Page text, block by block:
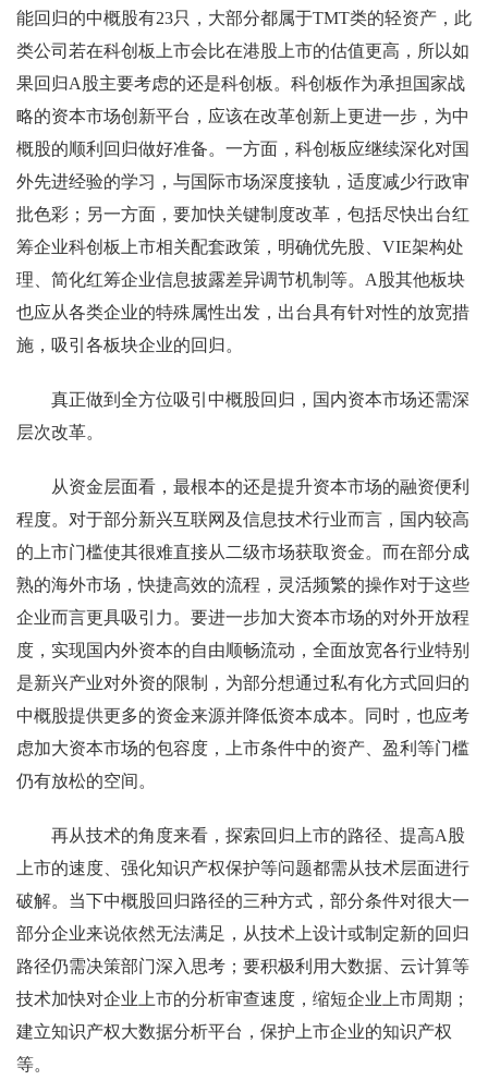
能回归的中概股有23只，大部分都属于TMT类的轻资产，此
类公司若在科创板上市会比在港股上市的估值更高，所以如
果回归A股主要考虑的还是科创板。科创板作为承担国家战
略的资本市场创新平台，应该在改革创新上更进一步，为中
概股的顺利回归做好准备。一方面，科创板应继续深化对国
外先进经验的学习，与国际市场深度接轨，适度减少行政审
批色彩；另一方面，要加快关键制度改革，包括尽快出台红
筹企业科创板上市相关配套政策，明确优先股、VIE架构处
理、简化红筹企业信息披露差异调节机制等。A股其他板块
也应从各类企业的特殊属性出发，出台具有针对性的放宽措
施，吸引各板块企业的回归。
真正做到全方位吸引中概股回归，国内资本市场还需深
层次改革。
从资金层面看，最根本的还是提升资本市场的融资便利
程度。对于部分新兴互联网及信息技术行业而言，国内较高
的上市门槛使其很难直接从二级市场获取资金。而在部分成
熟的海外市场，快捷高效的流程，灵活频繁的操作对于这些
企业而言更具吸引力。要进一步加大资本市场的对外开放程
度，实现国内外资本的自由顺畅流动，全面放宽各行业特别
是新兴产业对外资的限制，为部分想通过私有化方式回归的
中概股提供更多的资金来源并降低资本成本。同时，也应考
虑加大资本市场的包容度，上市条件中的资产、盈利等门槛
仍有放松的空间。
再从技术的角度来看，探索回归上市的路径、提高A股
上市的速度、强化知识产权保护等问题都需从技术层面进行
破解。当下中概股回归路径的三种方式，部分条件对很大一
部分企业来说依然无法满足，从技术上设计或制定新的回归
路径仍需决策部门深入思考；要积极利用大数据、云计算等
技术加快对企业上市的分析审查速度，缩短企业上市周期；
建立知识产权大数据分析平台，保护上市企业的知识产权
等。